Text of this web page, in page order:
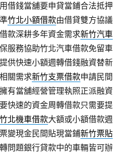
借錢當舖要申貸當鋪合法抵押
竹北小額借款由借貸雙方協議
款深耕多年資金需求新竹汽車
服務協助竹北汽車借款免留車
提供快速小額週轉借錢融資替新
關需求新竹支票借款申請民間
有當舖經營管理執照正派融資
快速的資金周轉借款只需要提
竹北機車借款大額或小額借款週
變現金民間貼現當鋪新竹票貼
問題銀行貸款中的車輛皆可辦